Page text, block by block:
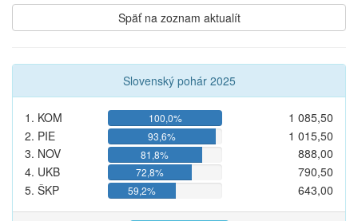
Späť na zoznam aktualít
Slovenský pohár 2025
1. KOM 100,0%
1 085,50
2. PIE
93,6%
1 015,50
3. NOV
81,8%
888,00
4. UKB
72,8%
790,50
5. ŠKP
59,2% 643,00